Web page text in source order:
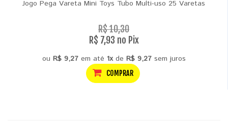
Jogo Pega Vareta Mini Toys Tubo Multi-uso 25 Varetas
R$ 10,30
R$ 7,93 no Pix
ou R$ 9,27em até 1xde R$ 9,27sem juros
COMPRAR